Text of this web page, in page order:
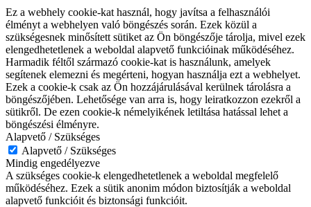
Ez a webhely cookie-kat használ, hogy javítsa a felhasználói
élményt a webhelyen való böngészés során. Ezek közül a
szükségesnek minősített sütiket az Ön böngészője tárolja, mivel ezek
elengedhetetlenek a weboldal alapvető funkcióinak működéséhez.
Harmadik féltől származó cookie-kat is használunk, amelyek
segítenek elemezni és megérteni, hogyan használja ezt a webhelyet.
Ezek a cookie-k csak az Ön hozzájárulásával kerülnek tárolásra a
böngészőjében. Lehetősége van arra is, hogy leiratkozzon ezekről a
sütikről. De ezen cookie-k némelyikének letiltása hatással lehet a
böngészési élményre.
Alapvető / Szükséges
Alapvető / Szükséges
Mindig engedélyezve
A szükséges cookie-k elengedhetetlenek a weboldal megfelelő
működéséhez. Ezek a sütik anonim módon biztosítják a weboldal
alapvető funkcióit és biztonsági funkcióit.